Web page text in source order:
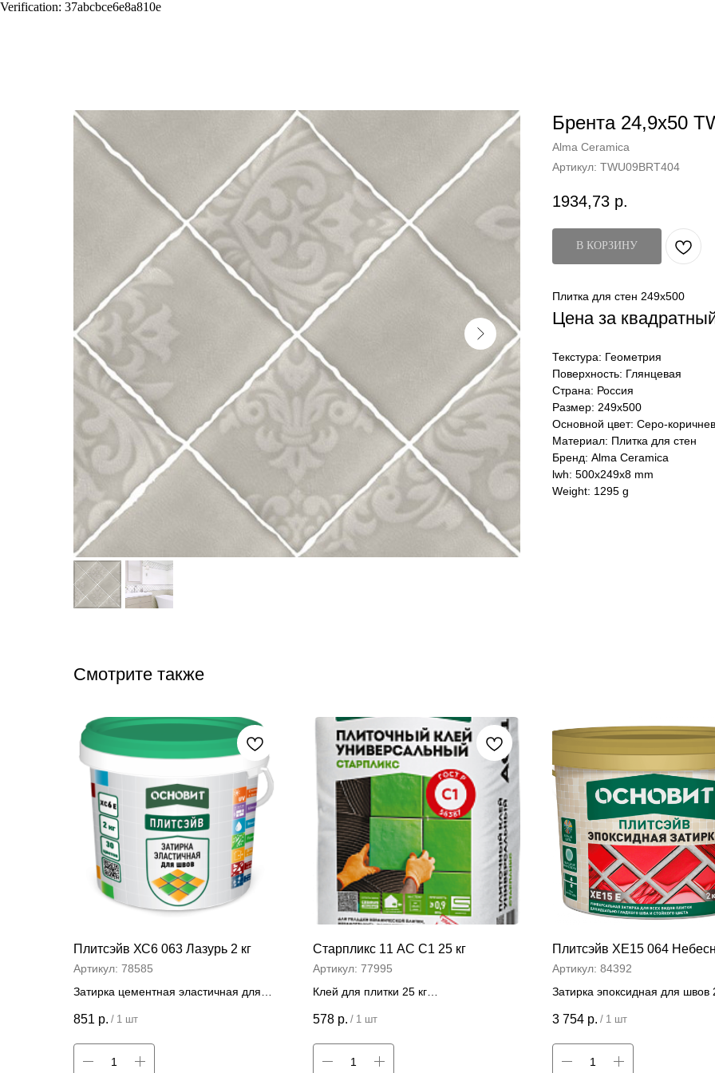
Verification: 37abcbce6e8a810e
Брента 24,9x50
Alma Ceramica
Артикул: TWU09BRT404
1934,73 р.
В КОРЗИНУ
Плитка для стен 249x500
Цена за
Текстура: Геометрия
Поверхность: Глянцевая
Страна: Россия
Размер: 249x500
Основной цвет: Серо-
Материал: Плитка для стен
Бренд: Alma Ceramica
lwh: 500x249x8 mm
Weight: 1295 g
Смотрите также
Плитсэйв ХС6 063 Лазурь 2 кг
Артикул: 78585
Затирка цементная эластичная для
Цена за штуку
851 р. / 1 шт
Старпликс 11 АС C1 25 кг
Артикул: 77995
Клей для плитки 25 кг
Цена за штуку
578 р. / 1 шт
Плитсэйв ХЕ15 064
Артикул: 84392
Затирка эпоксидная для швов
Цена за штуку
3 754 р. / 1 шт